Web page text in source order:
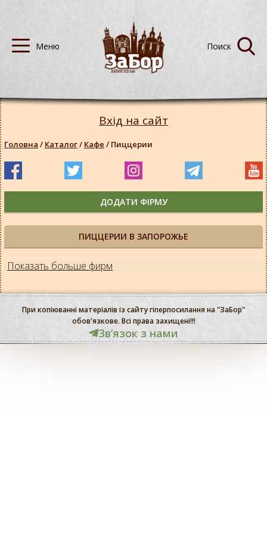
ПИЦЦЕРИИ В ЗАПОРОЖЬЕ
Показать больше фирм
Вхід на сайт
Головна / Каталог/ Кафе / Пиццерии
ДОДАТИ ФІРМУ
При копіюванні матеріалів із сайту гіперпосилання на "ЗаБор"
обов'язкове. Всі права захищені!!!
Звʼязок з нами